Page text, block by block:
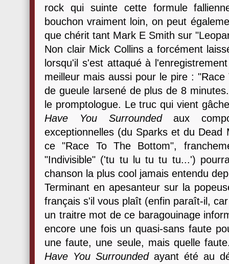
rock qui suinte cette formule
bouchon vraiment loin, on peut
que chérit tant Mark E Smith sur
Non clair Mick Collins a forcément
lorsqu'il s'est attaqué à
meilleur mais aussi pour le pire :
de gueule larsené de plus de 8
le promptologue. Le truc qui vient
Have You Surroundedaux
exceptionnelles (du Sparks et du
ce "Race To The Bottom",
"Indivisible" ('tu tu lu tu tu tu...')
chanson la plus cool jamais entendu
Terminant en apesanteur sur la
français s'il vous plaît (enfin paraît-il,
un traitre mot de ce baragouinage
encore une fois un quasi-sans faute
une faute, une seule, mais quelle
Have You Surroundedayant été au